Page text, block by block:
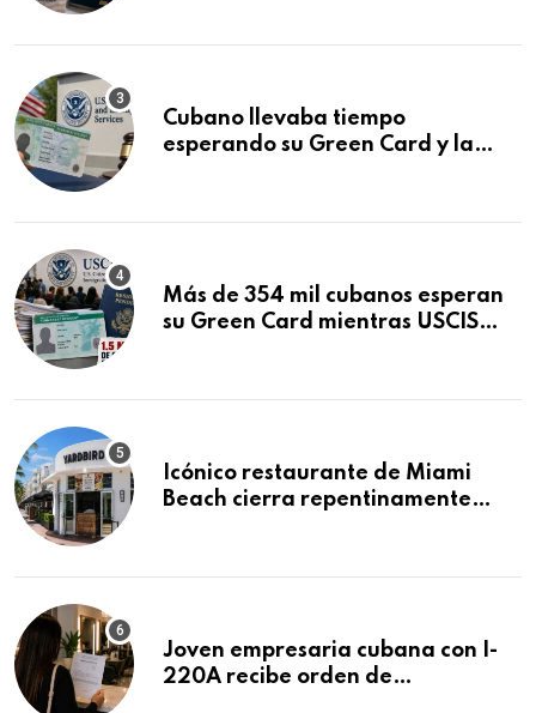
Cubano llevaba tiempo
esperando su Green Card y la
Más de 354 mil cubanos esperan
su Green Card mientras USCIS
Icónico restaurante de Miami
Beach cierra repentinamente
Joven empresaria cubana con I-
220A recibe orden de